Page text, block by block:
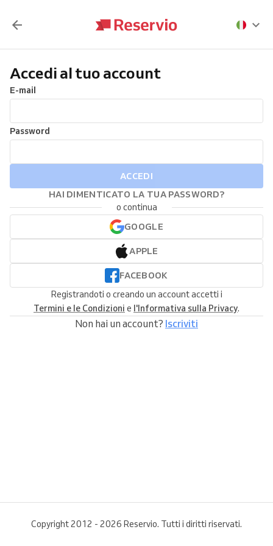
Accedi al tuo account
E-mail
Password
ACCEDI
HAI DIMENTICATO LA TUA PASSWORD?
o continua
GOOGLE
APPLE
FACEBOOK
Registrandoti o creando un account accetti i
Termini e le Condizioni e l'Informativa sulla Privacy.
Non hai un account? Iscriviti
Copyright 2012 - 2026 Reservio. Tutti i diritti riservati.